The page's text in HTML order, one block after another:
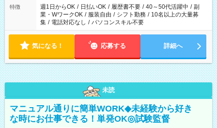
特徴 週1日からOK / 日払いOK / 履歴書不要 / 40～50代活躍中 / 副
業・WワークOK / 服装自由 / シフト勤務 / 10名以上の大量募
集 / 電話対応なし / パソコンスキル不要
気になる！ 応募する 詳細へ
未読
マニュアル通りに簡単WORK◆未経験から好き
な時にお仕事できる！単発OK◎試験監督